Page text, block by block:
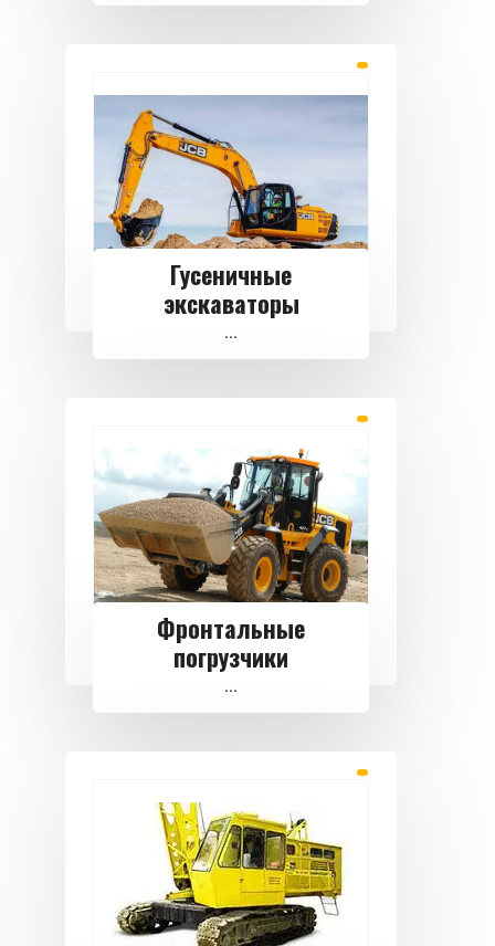
Гусеничные
экскаваторы
...
Фронтальные
погрузчики
...